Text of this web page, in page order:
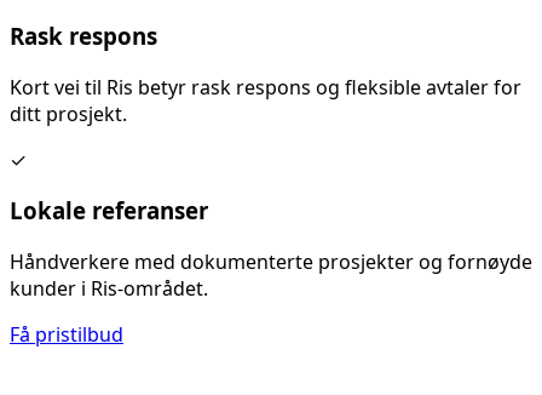
Rask respons
Kort vei til Ris betyr rask respons og fleksible avtaler for
ditt prosjekt.
✓
Lokale referanser
Håndverkere med dokumenterte prosjekter og fornøyde
kunder i Ris-området.
Få pristilbud